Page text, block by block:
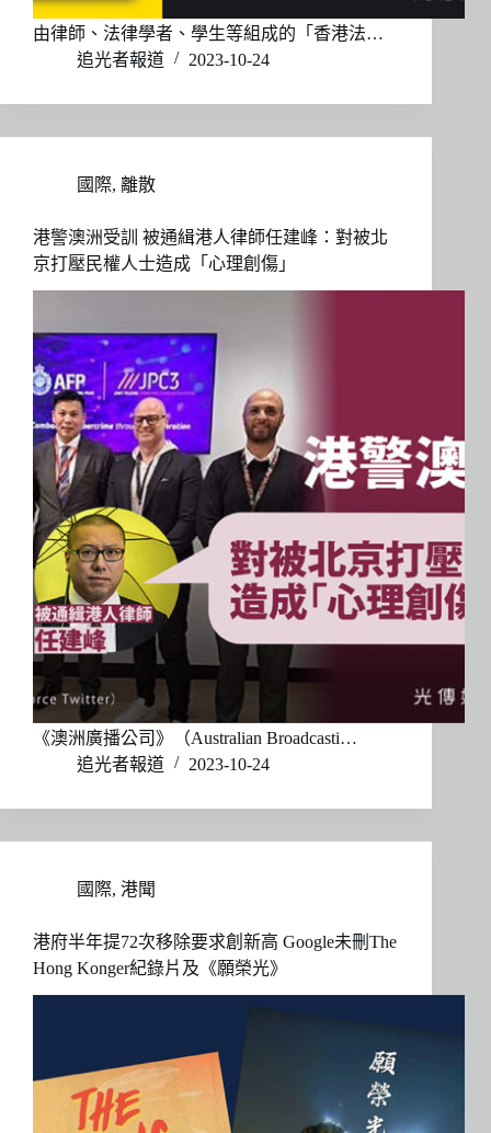
由律師、法律學者、學生等組成的「香港法…
追光者報道
2023-10-24
國際, 離散
港警澳洲受訓 被通緝港人律師任建峰：對被北
京打壓民權人士造成「心理創傷」
《澳洲廣播公司》（Australian Broadcasti…
追光者報道
2023-10-24
國際, 港聞
港府半年提72次移除要求創新高 Google未刪The
Hong Konger紀錄片及《願榮光》